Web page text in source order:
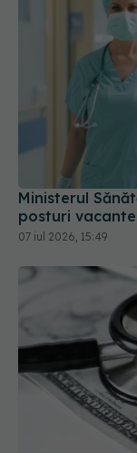
Ministerul
posturi
07 iul 2026, 15:49